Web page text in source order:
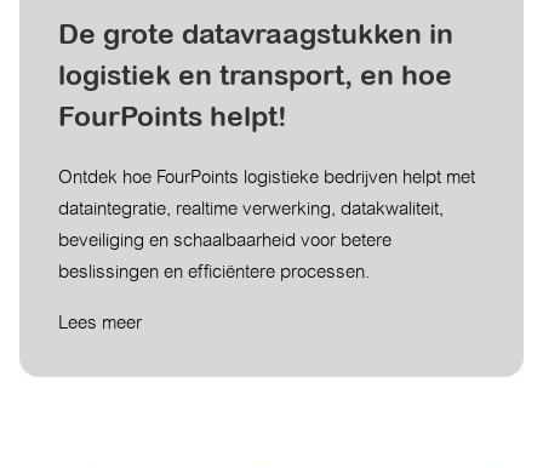
De grote datavraagstukken in
logistiek en transport, en hoe
FourPoints helpt!
Ontdek hoe FourPoints logistieke bedrijven helpt met
dataintegratie, realtime verwerking, datakwaliteit,
beveiliging en schaalbaarheid voor betere
beslissingen en efficiëntere processen.
Lees meer